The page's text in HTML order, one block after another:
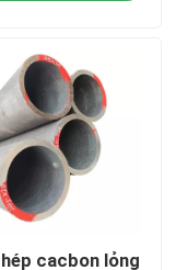
cacbon lỏng